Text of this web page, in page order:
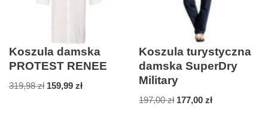
Koszula damska
PROTEST RENEE
319,98zł 159,99 zł
Koszula turystyczna
damska SuperDry
Military
197,00zł 177,00zł